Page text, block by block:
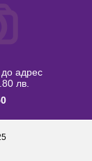
до адрес
лв.